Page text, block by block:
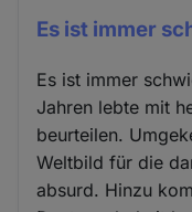
Es ist immer
Es ist immer
Jahren lebte mit
beurteilen.
Weltbild für die
absurd. Hinzu